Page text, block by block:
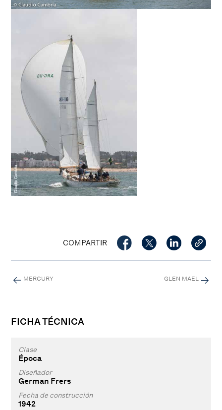
COMPARTIR
MERCURY GLEN MAEL
FICHA TÉCNICA
Clase
Época
Diseñador
German Frers
Fecha de construcción
1942